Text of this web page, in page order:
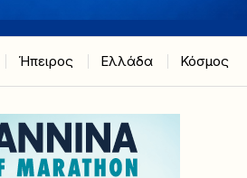
Ήπειρος Ελλάδα Κόσμος